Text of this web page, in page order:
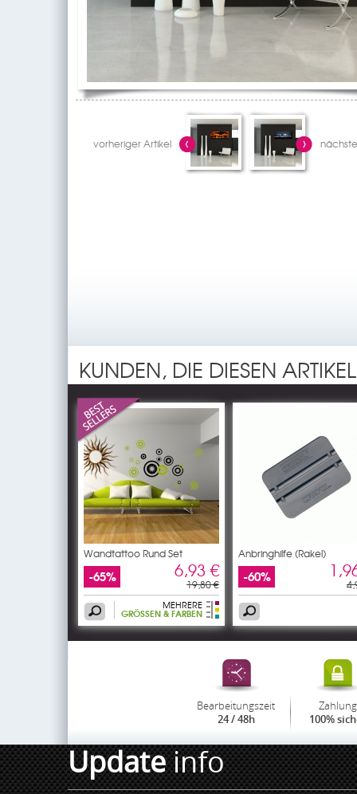
vorheriger Artikel
KUNDEN, DIE DIESEN
Wandtattoo Rund Set
-65% 6,93 €
19,80 €
MEHRERE
GRÖSSEN & FARBEN
Anbringhilfe (Rakel)
-60%
Bearbeitungszeit
24 / 48h
Zahlung
100%
Updateinfo